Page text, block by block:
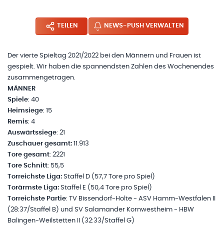
TEILEN NEWS-PUSH VERWALTEN
Der vierte Spieltag 2021/2022 bei den Männern und Frauen ist
gespielt. Wir haben die spannendsten Zahlen des Wochenendes
zusammengetragen.
MÄNNER
Spiele: 40
Heimsiege: 15
Remis: 4
Auswärtssiege: 21
Zuschauer gesamt: 11.913
Tore gesamt: 2221
Tore Schnitt: 55,5
Torreichste Liga: Staffel D (57,7 Tore pro Spiel)
Torärmste Liga: Staffel E (50,4 Tore pro Spiel)
Torreichste Partie: TV Bissendorf-Holte - ASV Hamm-Westfalen II
(28:37/Staffel B) und SV Salamander Kornwestheim - HBW
Balingen-Weilstetten II (32:33/Staffel G)